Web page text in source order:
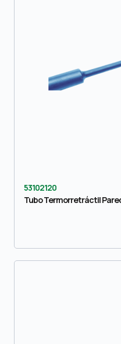
53102120
Tubo Termorretráctil